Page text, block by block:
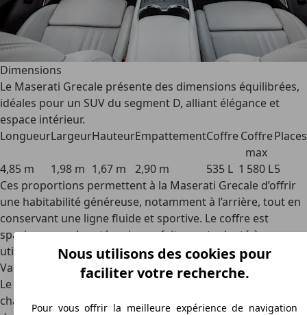
Dimensions
Le Maserati Grecale présente des dimensions équilibrées,
idéales pour un SUV du segment D, alliant élégance et
espace intérieur.
LongueurLargeurHauteurEmpattementCoffreCoffre
max
Places
4,85 m 1,98 m 1,67 m 2,90 m 535 L 1 580 L5
Ces proportions permettent à la Maserati Grecale d’offrir
une habitabilité généreuse, notamment à l’arrière, tout en
conservant une ligne fluide et sportive. Le coffre est
spacieux pour la catégorie, parfaitement adapté à une
utilisation familiale ou professionnelle.
Variantes
Le
chacune proposant une expérience différente en termes
Nous utilisons des cookies pour
faciliter votre recherche.
Pour vous offrir la meilleure expérience de navigation